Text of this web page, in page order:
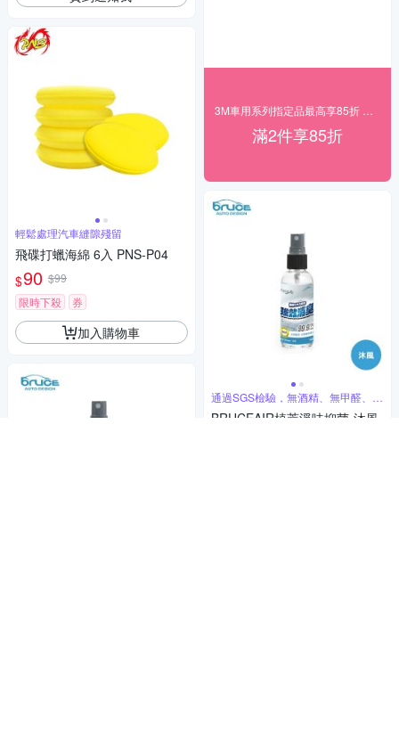
輕鬆處理汽車縫隙殘留
飛碟打蠟海綿 6入 PNS-P04
$90 $99
限時下殺
券
加入購物車
滿2件享85折
通過SGS檢驗，無酒精、無甲醛、無
重金屬
BRUCEAIR植萃淨味抑菌-沐風